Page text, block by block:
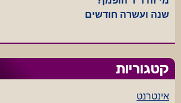
שנה ועשרה חודשים
קטגוריות
אינטרנט